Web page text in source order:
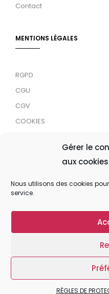
Gérer le
aux cookies
Nous utilisons des cookies
service.
RÈGLES DE
Contact
MENTIONS LÉGALES
RGPD
CGU
CGV
COOKIES